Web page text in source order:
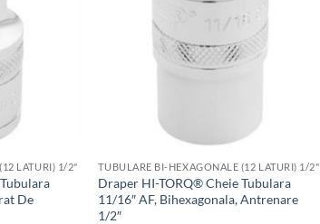
LATURI) 1/2"
De
TUBULARE BI-HEXAGONALE (12 LATURI) 1/2"
Draper HI-TORQ® Cheie Tubulara
11/16″ AF, Bihexagonala, Antrenare
1/2″